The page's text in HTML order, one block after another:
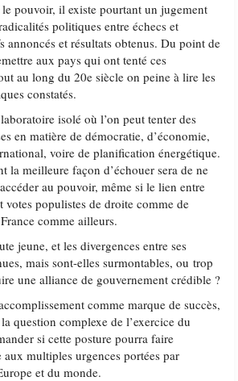
pouvoir, il existe pourtant un jugement
politiques entre échecs et
annoncés et résultats obtenus. Du point de
aux pays qui ont tenté ces
au long du 20e siècle on peine à lire les
constatés.
isolé où l’on peut tenter des
en matière de démocratie, d’économie,
voire de planification énergétique.
la meilleure façon d’échouer sera de ne
au pouvoir, même si le lien entre
votes populistes de droite comme de
comme ailleurs.
jeune, et les divergences entre ses
mais sont-elles surmontables, ou trop
une alliance de gouvernement crédible ?
comme marque de succès,
question complexe de l’exercice du
si cette posture pourra faire
multiples urgences portées par
et du monde.